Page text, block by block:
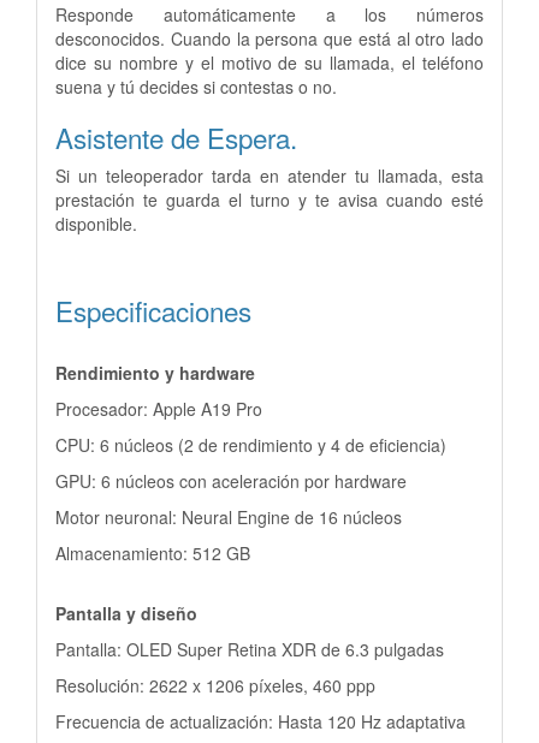
Responde automáticamente a los números
desconocidos. Cuando la persona que está al otro lado
dice su nombre y el motivo de su llamada, el teléfono
suena y tú decides si contestas o no.
Asistente de Espera.
Si un teleoperador tarda en atender tu llamada, esta
prestación te guarda el turno y te avisa cuando esté
disponible.
Especificaciones
Rendimiento y hardware
Procesador: Apple A19 Pro
CPU: 6 núcleos (2 de rendimiento y 4 de eficiencia)
GPU: 6 núcleos con aceleración por hardware
Motor neuronal: Neural Engine de 16 núcleos
Almacenamiento: 512 GB
Pantalla y diseño
Pantalla: OLED Super Retina XDR de 6.3 pulgadas
Resolución: 2622 x 1206 píxeles, 460 ppp
Frecuencia de actualización: Hasta 120 Hz adaptativa